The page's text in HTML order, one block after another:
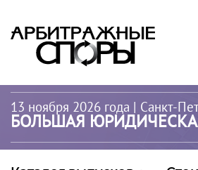
13 ноября 2026 года | Санкт-
БОЛЬШАЯ